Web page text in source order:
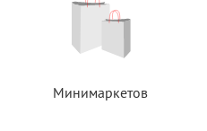
Минимаркетов